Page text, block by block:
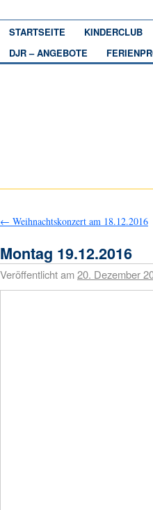
STARTSEITE KINDERCLUB
DJR – ANGEBOTE
← Weihnachtskonzert am 18.12.2016
Montag 19.12.2016
Veröffentlicht am20. Dezember